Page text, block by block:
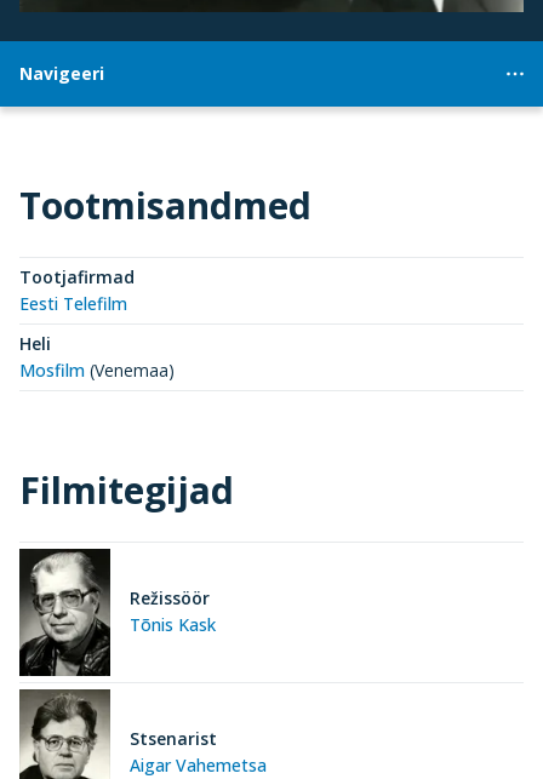
Navigeeri
Tootmisandmed
Tootjafirmad
Eesti Telefilm
Heli
Mosfilm (Venemaa)
Filmitegijad
Tõnis Kask
Režissöör
Aigar Vahemetsa
Stsenarist